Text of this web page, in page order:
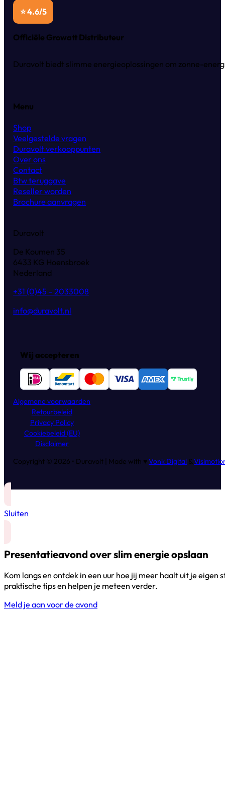
⭐ 4.6/5
Officiële Growatt Distributeur
Duravolt biedt slimme energieoplossingen om zonne-
Menu
Shop
Veelgestelde vragen
Duravolt verkooppunten
Over ons
Contact
Btw teruggave
Reseller worden
Brochure aanvragen
Duravolt
De Koumen 35
6433 KG Hoensbroek
Nederland
+31 (0)45 – 2033008
info@duravolt.nl
Wij accepteren
Algemene voorwaarden
Retourbeleid
Privacy Policy
Cookiebeleid (EU)
Disclaimer
Copyright © 2026 • Duravolt | Made with ♥Vonk Digital &
Sluiten
Presentatieavond over slim energie opslaan
Kom langs en ontdek in een uur hoe jij meer haalt uit je
praktische tips en helpen je meteen verder.
Meld je aan voor de avond